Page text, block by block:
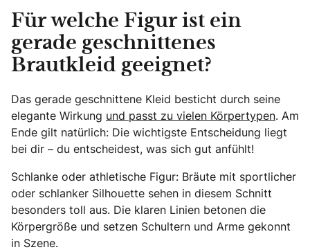
Für welche Figur ist ein
gerade geschnittenes
Brautkleid geeignet?
Das gerade geschnittene Kleid besticht durch seine
elegante Wirkung und passt zu vielen Körpertypen. Am
Ende gilt natürlich: Die wichtigste Entscheidung liegt
bei dir – du entscheidest, was sich gut anfühlt!
Schlanke oder athletische Figur: Bräute mit sportlicher
oder schlanker Silhouette sehen in diesem Schnitt
besonders toll aus. Die klaren Linien betonen die
Körpergröße und setzen Schultern und Arme gekonnt
in Szene.